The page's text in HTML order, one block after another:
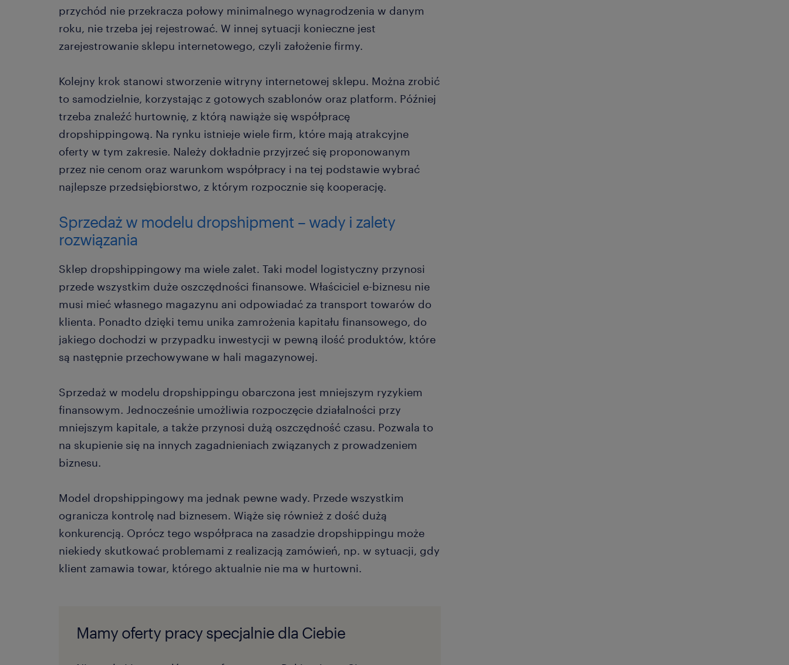
przychód nie przekracza połowy minimalnego wynagrodzenia w danym
roku, nie trzeba jej rejestrować. W innej sytuacji konieczne jest
zarejestrowanie sklepu internetowego, czyli założenie firmy.
Kolejny krok stanowi stworzenie witryny internetowej sklepu. Można zrobić
to samodzielnie, korzystając z gotowych szablonów oraz platform. Później
trzeba znaleźć hurtownię, z którą nawiąże się współpracę
dropshippingową. Na rynku istnieje wiele firm, które mają atrakcyjne
oferty w tym zakresie. Należy dokładnie przyjrzeć się proponowanym
przez nie cenom oraz warunkom współpracy i na tej podstawie wybrać
najlepsze przedsiębiorstwo, z którym rozpocznie się kooperację.
Sprzedaż w modelu dropshipment – wady i zalety
rozwiązania
Sklep dropshippingowy ma wiele zalet. Taki model logistyczny przynosi
przede wszystkim duże oszczędności finansowe. Właściciel e-biznesu nie
musi mieć własnego magazynu ani odpowiadać za transport towarów do
klienta. Ponadto dzięki temu unika zamrożenia kapitału finansowego, do
jakiego dochodzi w przypadku inwestycji w pewną ilość produktów, które
są następnie przechowywane w hali magazynowej.
Sprzedaż w modelu dropshippingu obarczona jest mniejszym ryzykiem
finansowym. Jednocześnie umożliwia rozpoczęcie działalności przy
mniejszym kapitale, a także przynosi dużą oszczędność czasu. Pozwala to
na skupienie się na innych zagadnieniach związanych z prowadzeniem
biznesu.
Model dropshippingowy ma jednak pewne wady. Przede wszystkim
ogranicza kontrolę nad biznesem. Wiąże się również z dość dużą
konkurencją. Oprócz tego współpraca na zasadzie dropshippingu może
niekiedy skutkować problemami z realizacją zamówień, np. w sytuacji, gdy
klient zamawia towar, którego aktualnie nie ma w hurtowni.
Mamy oferty pracy specjalnie dla Ciebie